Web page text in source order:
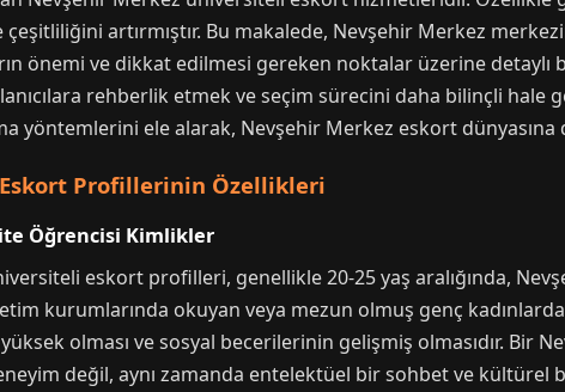
artırmıştır. Bu makalede, Nevşehir Merkez
önemi ve dikkat edilmesi gereken noktalar üzerine detaylı
rehberlik etmek ve seçim sürecini daha bilinçli hale
yöntemlerini ele alarak, Nevşehir Merkez eskort
Profillerinin Özellikleri
Öğrencisi Kimlikler
eskort profilleri, genellikle 20-25 yaş aralığında,
kurumlarında okuyan veya mezun olmuş genç
olması ve sosyal becerilerinin gelişmiş olmasıdır. Bir
değil, aynı zamanda entelektüel bir sohbet ve kültürel